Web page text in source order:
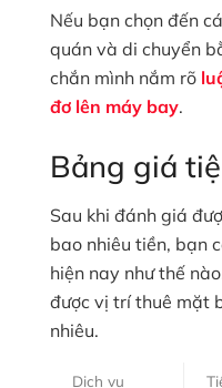
Nếu bạn chọn đến
quán và di chuyển
chắn mình nắm rõ
đơ lên máy bay.
Bảng giá
Sau khi đánh giá
bao nhiêu tiền, bạn
hiện nay như thế
được vị trí thuê mặt
nhiêu.
Dịch vụ